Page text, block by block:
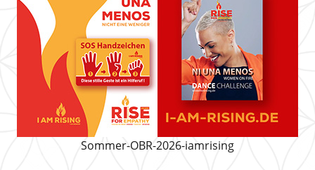
Sommer-OBR-2026-iamrising